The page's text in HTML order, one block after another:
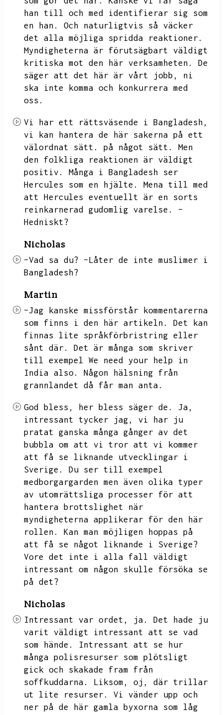
han till och med identifierar sig som
en han.
Och naturligtvis så väcker
det alla möjliga spridda reaktioner.
Myndigheterna är förutsägbart väldigt
kritiska mot den här verksamheten.
De
säger att det här är vårt jobb,
ni
ska inte komma och konkurrera med
oss.
Vi har ett rättsväsende i Bangladesh,
vi kan hantera de här sakerna på ett
välordnat sätt.
på något sätt.
Men
den folkliga reaktionen är väldigt
positiv.
Många i Bangladesh ser
Hercules som en hjälte.
Mena till med
att Hercules eventuellt är en sorts
reinkarnerad gudomlig varelse.
–
Hedniskt?
Nicholas
–Vad sa du?
–Låter de inte muslimer i
Bangladesh?
Martin
–Jag kanske missförstår kommentarerna
som finns i den här artikeln.
Det kan
finnas lite språkförbristring eller
sånt där.
Det är många som skriver
till exempel We need your help in
India also.
Någon hälsning från
grannlandet då får man anta.
God bless, her bless säger de.
Ja,
intressant tycker jag,
vi har ju
pratat ganska många gånger av det
bubbla om att vi tror att vi kommer
att få se liknande utvecklingar i
Sverige.
Du ser till exempel
medborgargarden men även olika typer
av utomrättsliga processer för att
hantera brottslighet när
myndigheterna applikerar för den här
rollen.
Kan man möjligen hoppas på
att få se något liknande i Sverige?
Vore det inte i alla fall väldigt
intressant om någon skulle försöka se
på det?
Nicholas
Intressant var ordet, ja.
Det hade ju
varit väldigt intressant att se vad
som hände.
Intressant att se hur
många polisresurser som plötsligt
gick och skakade fram från
soffkuddarna.
Liksom, oj,
där trillar
ut lite resurser.
Vi vänder upp och
ner på de här gamla byxorna som låg